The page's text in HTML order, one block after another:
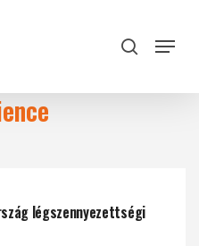
search
Menu
légszennyezettségi
Close